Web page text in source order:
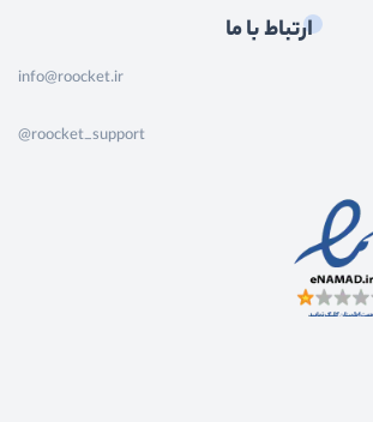
ارتباط با ما
info@roocket.ir
@roocket_support